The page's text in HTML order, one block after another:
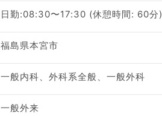
日勤:08:30〜17:30 (休憩時間: 60分)
福島県本宮市
一般内科、外科系全般、一般外科
一般外来